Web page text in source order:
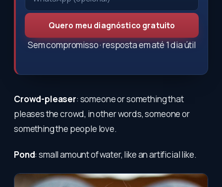
Quero meu diagnóstico gratuito
Sem compromisso · resposta em até 1 dia útil
Crowd-pleaser: someone or something that
pleases the crowd, in other words, someone or
something the people love.
Pond: small amount of water, like an artificial like.